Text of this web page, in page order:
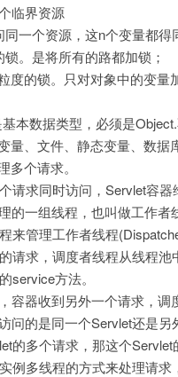
临界资源
一个资源，这n个变量都
。是将所有的路都加锁；
度的锁。只对对象中的变量
本数据类型，必须是
量、文件、静态变量、数据
个请求。
请求同时访问，Servlet容器
的一组线程，也叫做工作者
来管理工作者线程
请求，调度者线程从线程
service方法。
容器收到另外一个请求，
问的是同一个Servlet还是另
的多个请求，那这个Servlet
例多线程的方式来处理请